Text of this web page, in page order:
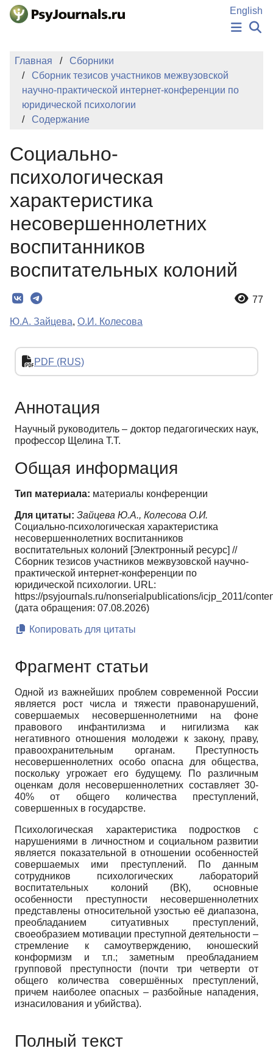
Перейти к основному содержанию
English
НОВОСТИ
АВТОРЫ
ПОДАТЬ РУКОПИСЬ
БАЗА ЗНАНИЙ
КЛЮЧЕВЫЕ СЛОВА
Главная
Сборники
Сборник тезисов участников межвузовской
научно-практической интернет-конференции по
юридической психологии
Содержание
Социально-
психологическая
характеристика
несовершеннолетних
воспитанников
воспитательных колоний
77
Ю.А. Зайцева, О.И. Колесова
PDF (RUS)
Аннотация
Научный руководитель – доктор педагогических наук,
профессор Щелина Т.Т.
Общая информация
Тип материала: материалы конференции
Для цитаты: Зайцева Ю.А., Колесова О.И.
Социально-психологическая характеристика
несовершеннолетних воспитанников
воспитательных колоний [Электронный ресурс] //
Сборник тезисов участников межвузовской научно-
практической интернет-конференции по
юридической психологии. URL:
https://psyjournals.ru/nonserialpublications/icjp_2011/
(дата обращения: 07.08.2026)
Копировать для цитаты
Фрагмент статьи
Одной из важнейших проблем современной России
является рост числа и тяжести правонарушений,
совершаемых несовершеннолетними на фоне
правового инфантилизма и нигилизма как
негативного отношения молодежи к закону, праву,
правоохранительным органам. Преступность
несовершеннолетних особо опасна для общества,
поскольку угрожает его будущему. По различным
оценкам доля несовершеннолетних составляет 30-
40% от общего количества преступлений,
совершенных в государстве.
Психологическая характеристика подростков с
нарушениями в личностном и социальном развитии
является показательной в отношении особенностей
совершаемых ими преступлений. По данным
сотрудников психологических лабораторий
воспитательных колоний (ВК), основные
особенности преступности несовершеннолетних
представлены относительной узостью её диапазона,
преобладанием ситуативных преступлений,
своеобразием мотивации преступной деятельности –
стремление к самоутверждению, юношеский
конформизм и т.п.; заметным преобладанием
групповой преступности (почти три четверти от
общего количества совершённых преступлений,
причем наиболее опасных – разбойные нападения,
изнасилования и убийства).
Полный текст